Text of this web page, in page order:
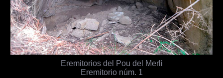
Eremitorios del Pou del Merli
Eremitorio núm. 1